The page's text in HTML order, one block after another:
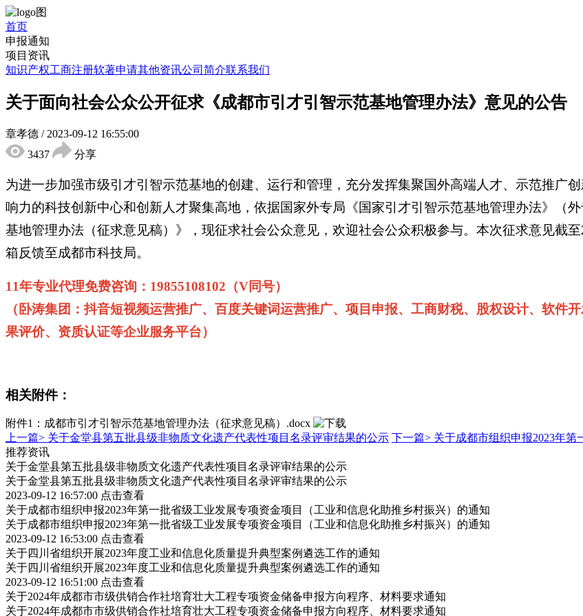
首页
申报通知
项目资讯
知识产权工商注册软著申请其他资讯公司简介联系我们
关于面向社会公众公开征求《成都市引才引智示范基地管理办法》意见的公告
章孝德 / 2023-09-12 16:55:00
3437
分享
为进一步加强市级引才引智示范基地的创建、运行和管理，充分发挥集聚国外高端人才、示范推广
响力的科技创新中心和创新人才聚集高地，依据国家外专局《国家引才引智示范基地管理办法》（
基地管理办法（征求意见稿）》，现征求社会公众意见，欢迎社会公众积极参与。本次征求意见截
箱反馈至成都市科技局。
11年专业代理免费咨询：19855108102（V同号）
（卧涛集团：抖音短视频运营推广、百度关键词运营推广、项目申报、工商财税、股权设计、软件
果评价、资质认证等企业服务平台）
相关附件：
附件1：成都市引才引智示范基地管理办法（征求意见稿）.docx
上一篇> 关于金堂县第五批县级非物质文化遗产代表性项目名录评审结果的公示 下一篇> 关于成都市组织申报2023年
推荐资讯
关于金堂县第五批县级非物质文化遗产代表性项目名录评审结果的公示
关于金堂县第五批县级非物质文化遗产代表性项目名录评审结果的公示
2023-09-12 16:57:00 点击查看
关于成都市组织申报2023年第一批省级工业发展专项资金项目（工业和信息化助推乡村振兴）的通知
关于成都市组织申报2023年第一批省级工业发展专项资金项目（工业和信息化助推乡村振兴）的通知
2023-09-12 16:53:00 点击查看
关于四川省组织开展2023年度工业和信息化质量提升典型案例遴选工作的通知
关于四川省组织开展2023年度工业和信息化质量提升典型案例遴选工作的通知
2023-09-12 16:51:00 点击查看
关于2024年成都市市级供销合作社培育壮大工程专项资金储备申报方向程序、材料要求通知
关于2024年成都市市级供销合作社培育壮大工程专项资金储备申报方向程序、材料要求通知